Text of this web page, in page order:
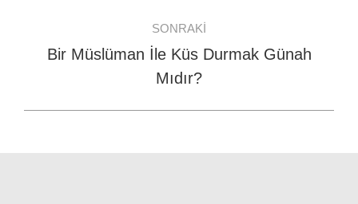
SONRAKI
Next
post:
Bir Müslüman İle Küs Durmak Günah
Mıdır?